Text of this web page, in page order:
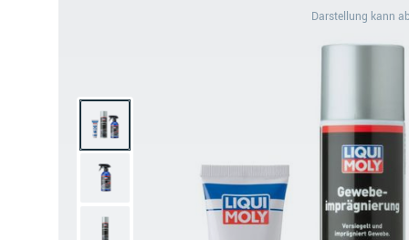
Darstellung kann